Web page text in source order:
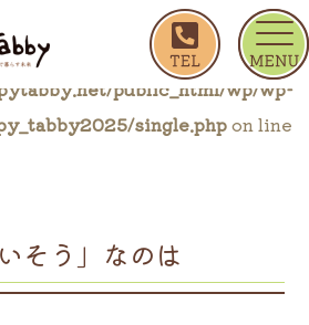
本当に「かわいそう」なのは
array offset on false in
public_html/wp/wp-
single.phpon line
そう」なのは